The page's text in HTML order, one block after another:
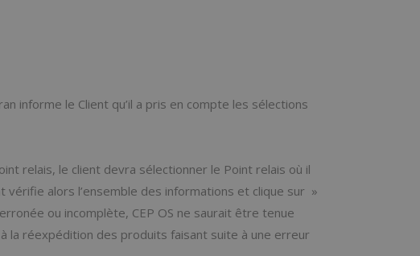
informe le Client qu’il a pris en compte les sélections
relais, le client devra sélectionner le Point relais où il
vérifie alors l’ensemble des informations et clique sur »
ou incomplète, CEP OS ne saurait être tenue
la réexpédition des produits faisant suite à une erreur